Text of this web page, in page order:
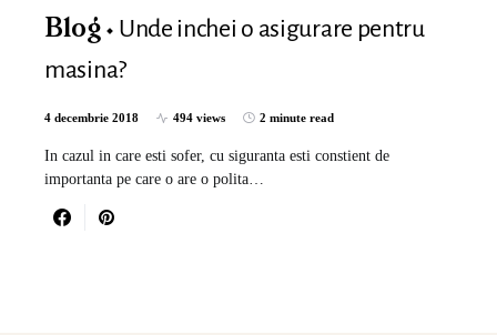
Blog
Unde inchei o asigurare pentru
masina?
4 decembrie 2018 494 views 2 minute read
In cazul in care esti sofer, cu siguranta esti constient de
importanta pe care o are o polita…